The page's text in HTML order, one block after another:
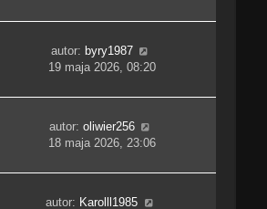
autor: byry1987
19 maja 2026, 08:20
autor: oliwier256
18 maja 2026, 23:06
autor: Karolll1985